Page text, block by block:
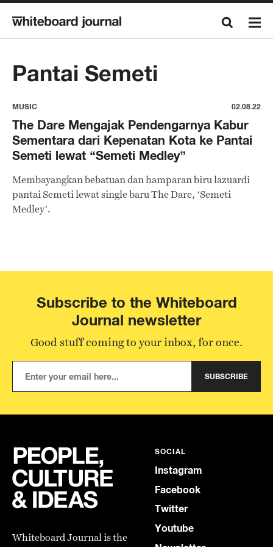
Pantai Semeti
MUSIC 02.08.22
The Dare Mengajak Pendengarnya Kabur
Sementara dari Kepenatan Kota ke Pantai
Semeti lewat “Semeti Medley”
Membayangkan bebatuan dan hamparan biru lazuardi
pantai Semeti lewat single baru The Dare, ‘Semeti
Medley’.
Subscribe to the Whiteboard
Journal newsletter
Good stuff coming to your inbox, for once.
SUBSCRIBE
Whiteboard Journal is the
SOCIAL
Instagram
Facebook
Twitter
Youtube